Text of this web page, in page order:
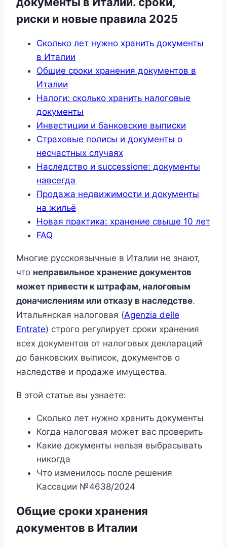
риски и новые правила 2025
Сколько лет нужно хранить документы
в Италии
Общие сроки хранения документов в
Италии
Налоги: сколько хранить налоговые
документы
Инвестиции и банковские выписки
Страховые полисы и документы о
несчастных случаях
Наследство и successione: документы
навсегда
Продажа недвижимости и документы
на жильё
Новая практика: хранение свыше 10 лет
FAQ
Многие русскоязычные в Италии не знают,
что неправильное хранение документов
может привести к штрафам, налоговым
доначислениям или отказу в наследстве.
Итальянская налоговая (Agenzia delle
Entrate) строго регулирует сроки хранения
всех документов от налоговых деклараций
до банковских выписок, документов о
наследстве и продаже имущества.
В этой статье вы узнаете:
Сколько лет нужно хранить документы
Когда налоговая может вас проверить
Какие документы нельзя выбрасывать
никогда
Что изменилось после решения
Кассации №4638/2024
Общие сроки хранения
документов в Италии